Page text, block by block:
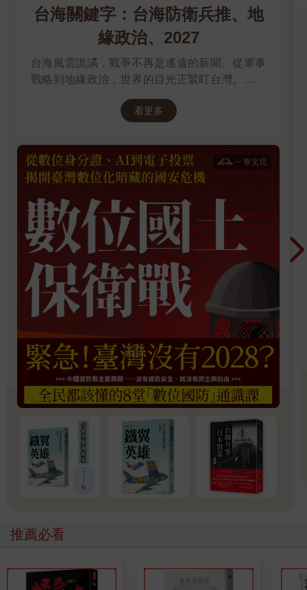
大家都很疑惑，正常打仗都是跟隔壁鄰居，距離千百里遠的
的葉門自己都窮到脫褲，沒事湊什麼熱鬧？我也問過身邊的以色
列朋友，他們的解釋是：「啊他們穆斯林都稱兄道弟，哈瑪斯、
吶喊。」聽一聽還挺感動，這些反派雖然壞死了，但好有義氣
喔！反觀學生時代那些背後捅刀的好姐妹……人生沒遇過幾個算
你幸運。什麼時候我們台灣也能有這種帶江湖味的好朋友？
幾乎全軍覆滅，僅剩2名，氣數已盡。葉門自己快山窮水盡，路途
坎坷又遙遠，還願意幫兄弟出一口氣，該說笨還是……？
話題回到以色列跟葉門胡塞組織，以色列不報復打到對手脫
也知道報復心強、國防預算滿滿、採購武器不手軟的以色列，一
定會加倍奉還！趕快清空航班不飛葉門領空，隔不到幾個小時，
葉門機場不到15分鐘就被炸爛。
【後記】
皇天不負苦心人，葉門胡塞組織千辛萬苦、跋山涉水射來的
飛彈，後來撐著最後一口氣，打中以色列門戶本古里昂國際機場
第三跑道，機場關閉約一小時後重啟，葉門胡塞也算是有幫兄弟
為什麼會去以色列？這故事有點長，講短一點可以一句話，
就是「阮尪是以色列人啦！」科學的講法就是，嫁雞隨雞，嫁狗
講長一點，可以從我的帶屎人生娓娓道來……
台海關鍵字：台海防衛兵推、地
緣政治、2027
台海風雲詭譎，戰爭不再是遙遠的新聞。從軍事
戰略到地緣政治，世界的目光正緊盯台灣。我們
看更多
推薦必看